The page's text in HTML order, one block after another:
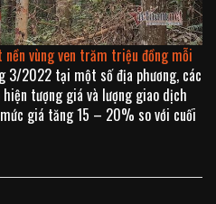
nền vùng ven trăm triệu đồng mỗi
3/2022 tại một số địa phương, các
hiện tượng giá và lượng giao dịch
giá tăng 15 – 20% so với cuối